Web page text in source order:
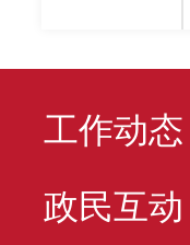
工作动态
政民互动